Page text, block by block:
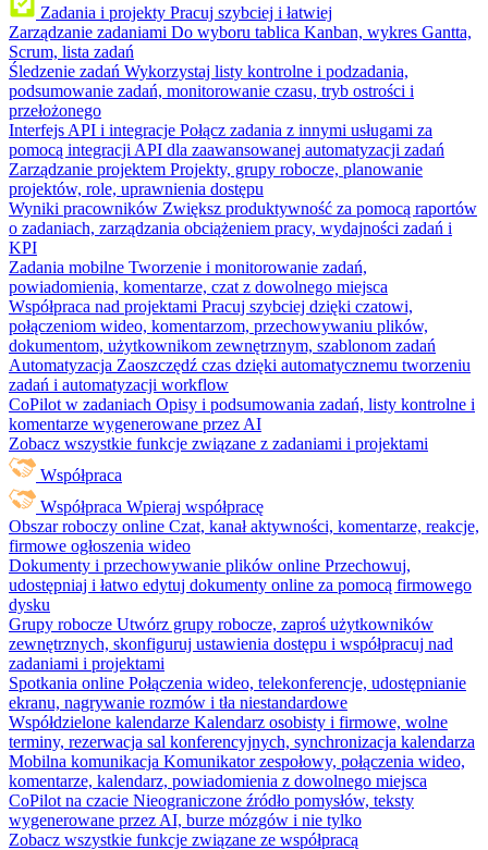
Zadania i projekty Pracuj szybciej i łatwiej
Zarządzanie zadaniami Do wyboru tablica Kanban, wykres Gantta,
Scrum, lista zadań
Śledzenie zadań Wykorzystaj listy kontrolne i podzadania,
podsumowanie zadań, monitorowanie czasu, tryb ostrości i
przełożonego
Interfejs API i integracje Połącz zadania z innymi usługami za
pomocą integracji API dla zaawansowanej automatyzacji zadań
Zarządzanie projektem Projekty, grupy robocze, planowanie
projektów, role, uprawnienia dostępu
Wyniki pracowników Zwiększ produktywność za pomocą raportów
o zadaniach, zarządzania obciążeniem pracy, wydajności zadań i
KPI
Zadania mobilne Tworzenie i monitorowanie zadań,
powiadomienia, komentarze, czat z dowolnego miejsca
Współpraca nad projektami Pracuj szybciej dzięki czatowi,
połączeniom wideo, komentarzom, przechowywaniu plików,
dokumentom, użytkownikom zewnętrznym, szablonom zadań
Automatyzacja Zaoszczędź czas dzięki automatycznemu tworzeniu
zadań i automatyzacji workflow
CoPilot w zadaniach Opisy i podsumowania zadań, listy kontrolne i
komentarze wygenerowane przez AI
Zobacz wszystkie funkcje związane z zadaniami i projektami
Współpraca
Współpraca Wpieraj współpracę
Obszar roboczy online Czat, kanał aktywności, komentarze, reakcje,
firmowe ogłoszenia wideo
Dokumenty i przechowywanie plików online Przechowuj,
udostępniaj i łatwo edytuj dokumenty online za pomocą firmowego
dysku
Grupy robocze Utwórz grupy robocze, zaproś użytkowników
zewnętrznych, skonfiguruj ustawienia dostępu i współpracuj nad
zadaniami i projektami
Spotkania online Połączenia wideo, telekonferencje, udostępnianie
ekranu, nagrywanie rozmów i tła niestandardowe
Współdzielone kalendarze Kalendarz osobisty i firmowe, wolne
terminy, rezerwacja sal konferencyjnych, synchronizacja kalendarza
Mobilna komunikacja Komunikator zespołowy, połączenia wideo,
komentarze, kalendarz, powiadomienia z dowolnego miejsca
CoPilot na czacie Nieograniczone źródło pomysłów, teksty
wygenerowane przez AI, burze mózgów i nie tylko
Zobacz wszystkie funkcje związane ze współpracą